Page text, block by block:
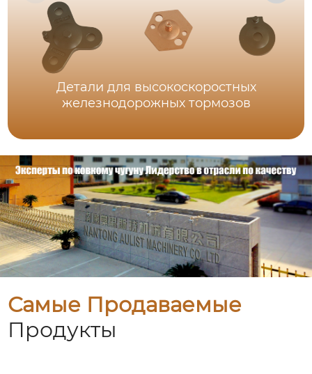
Детали для высокоскоростных
железнодорожных тормозов
Самые Продаваемые
Продукты